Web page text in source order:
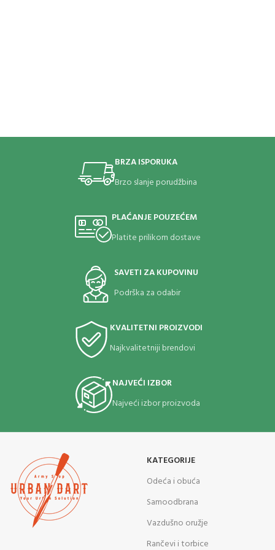
BRZA ISPORUKA
Brzo slanje porudžbina
PLAĆANJE POUZEĆEM
Platite prilikom dostave
SAVETI ZA KUPOVINU
Podrška za odabir
KVALITETNI PROIZVODI
Najkvalitetniji brendovi
NAJVEĆI IZBOR
Najveći izbor proizvoda
KATEGORIJE
Odeća i obuća
Samoodbrana
Vazdušno oružje
Rančevi i torbice